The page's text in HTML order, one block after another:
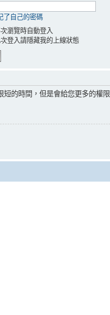
了自己的密碼
瀏覽時自動登入
登入請隱藏我的上線狀態
的時間，但是會給您更多的權